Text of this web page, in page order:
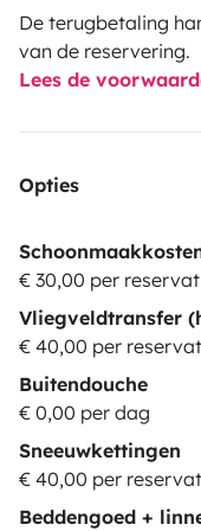
De terugbetaling
van de reservering.
Lees de
Opties
€ 30,00 per
Vliegveldtransfer
€ 40,00 per
Buitendouche
€ 0,00 per dag
Sneeuwkettingen
€ 40,00 per
Beddengoed +